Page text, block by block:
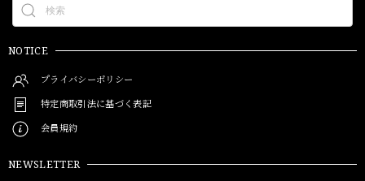
NOTICE
プライバシーポリシー
特定商取引法に基づく表記
会員規約
NEWSLETTER